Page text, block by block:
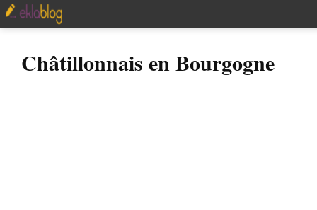
Châtillonnais en Bourgogne